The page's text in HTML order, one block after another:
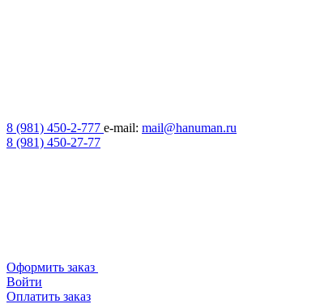
8 (981) 450-2-777 e-mail: mail@hanuman.ru
8 (981) 450-27-77
Оформить заказ
Войти
Оплатить заказ